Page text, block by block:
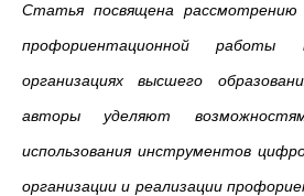
Статья посвящена рассмотрению
профориентационной работы
организациях высшего
авторы уделяют
использования инструментов
организации и реализации